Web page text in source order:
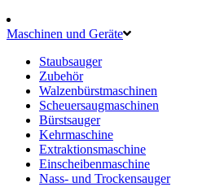
Maschinen und Geräte
Staubsauger
Zubehör
Walzenbürstmaschinen
Scheuersaugmaschinen
Bürstsauger
Kehrmaschine
Extraktionsmaschine
Einscheibenmaschine
Nass- und Trockensauger